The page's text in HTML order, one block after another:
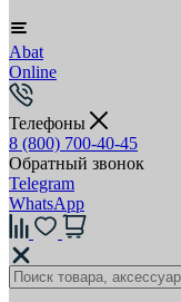
Abat
Online
Телефоны
8 (800) 700-40-45
Обратный звонок
Telegram
WhatsApp